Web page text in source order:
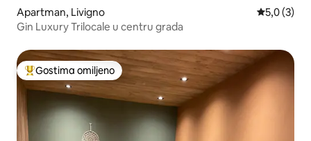
Apartman, Livigno Prosečna
5,0 (3)
Gin Luxury Trilocale u centru grada
Najuspešniji među gostima omiljenim
Gostima omiljeno